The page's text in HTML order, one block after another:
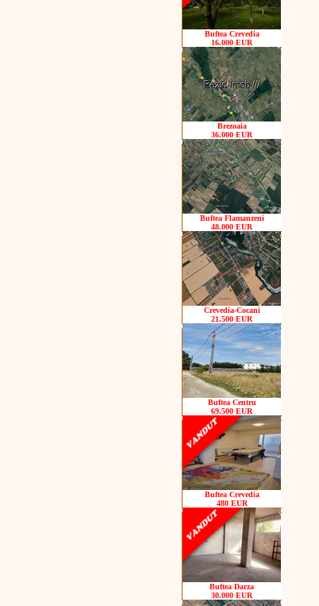
Buftea Crevedia
16.000 EUR
Brezoaia
36.000 EUR
Buftea Flamanzeni
48.000 EUR
Crevedia-Cocani
21.500 EUR
Buftea Centru
69.500 EUR
Buftea Crevedia
480 EUR
Buftea Darza
30.000 EUR